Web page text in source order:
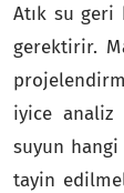
Atık su geri
gerektirir.
iyice analiz
suyun hangi
tayin